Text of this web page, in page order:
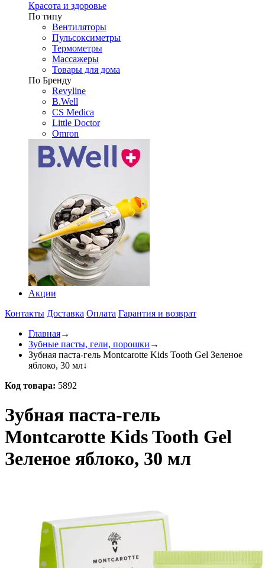
Красота и здоровье
По типу
Вентиляторы
Пульсоксиметры
Термометры
Массажеры
Товары для дома
По Бренду
Revyline
B.Well
CS Medica
Little Doctor
Omron
Акции
Контакты Доставка Оплата Гарантия и возврат
Главная→
Зубные пасты, гели, порошки →
Зубная паста-гель Montcarotte Kids Tooth Gel Зеленое
яблоко, 30 мл↓
Код товара: 5892
Зубная паста-гель
Montcarotte Kids Tooth Gel
Зеленое яблоко, 30 мл